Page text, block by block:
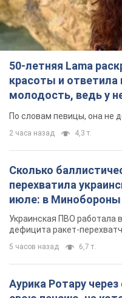
50-летняя Lama
красоты и ответила
молодость, ведь у
По словам певицы, она не
2 часа назад 4,3 т.
Сколько
перехватила
июле: в Минобороны
Украинская ПВО работала
дефицита ракет-
5 часов назад 6,7 т.
Аурика Ротару